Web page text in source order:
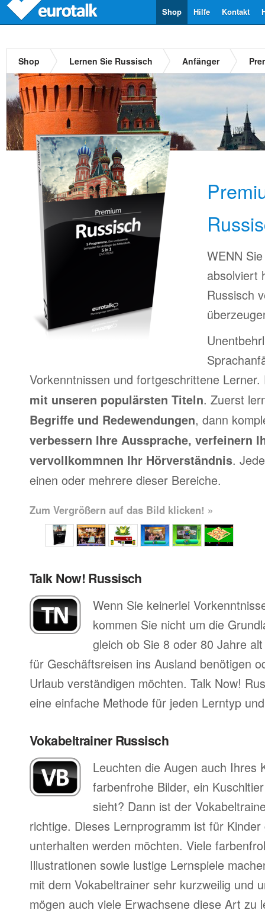
Kontakt
Hilfe
Shop
Shop Lernen Sie Russisch Anfänger
WENN
absolviert
Russisch
Vorkenntnissen und fortgeschrittene
mit unseren populärsten Titeln. Zuerst
Begriffe und Redewendungen, dann
verbessern Ihre Aussprache, verfeinern
vervollkommnen Ihr Hörverständnis.
einen oder mehrere dieser Bereiche.
Zum Vergrößern auf das Bild klicken! »
Talk Now! Russisch
Wenn Sie keinerlei
kommen Sie nicht um die
gleich ob Sie 8 oder 80 Jahre
für Geschäftsreisen ins Ausland benötigen
Urlaub verständigen möchten. Talk Now!
eine einfache Methode für jeden Lerntyp
Vokabeltrainer Russisch
Leuchten die Augen auch Ihres
farbenfrohe Bilder, ein
sieht? Dann ist der
richtige. Dieses Lernprogramm ist für
unterhalten werden möchten. Viele
Illustrationen sowie lustige Lernspiele
mit dem Vokabeltrainer sehr kurzweilig und
mögen auch viele Erwachsene diese Art zu